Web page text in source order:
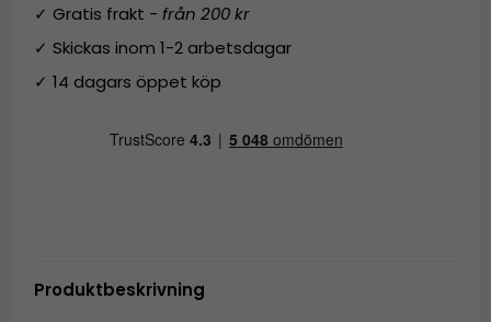
✓ Gratis frakt -från 200 kr
✓ Skickas inom 1-2 arbetsdagar
✓ 14 dagars öppet köp
Produktbeskrivning